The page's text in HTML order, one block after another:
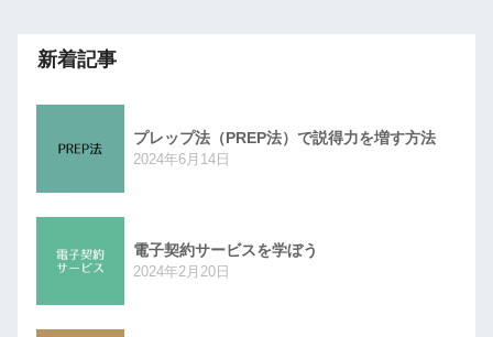
新着記事
プレップ法（PREP法）で説得力を増す方法
2024年6月14日
電子契約サービスを学ぼう
2024年2月20日